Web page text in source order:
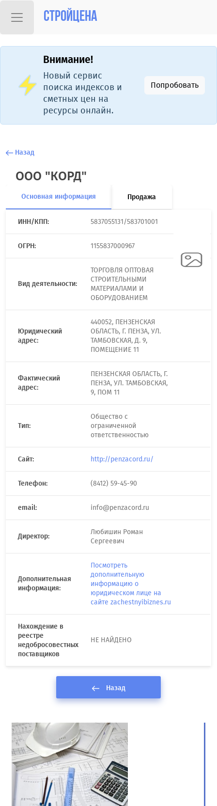
Стройцена
Внимание!
Новый сервис
поиска индексов и
сметных цен на
ресурсы онлайн.
Попробовать
Назад
ООО "КОРД"
Основная информация Продажа
ИНН/КПП: 5837055131/583701001
ОГРН: 1155837000967
Вид деятельности:
ТОРГОВЛЯ ОПТОВАЯ
СТРОИТЕЛЬНЫМИ
МАТЕРИАЛАМИ И
ОБОРУДОВАНИЕМ
Юридический
адрес:
440052, ПЕНЗЕНСКАЯ
ОБЛАСТЬ, Г. ПЕНЗА, УЛ.
ТАМБОВСКАЯ, Д. 9,
ПОМЕЩЕНИЕ 11
Фактический
адрес:
ПЕНЗЕНСКАЯ ОБЛАСТЬ, Г.
ПЕНЗА, УЛ. ТАМБОВСКАЯ,
9, ПОМ 11
Тип:
Общество с
ограниченной
ответственностью
Сайт: http://penzacord.ru/
Телефон: (8412) 59-45-90
email: info@penzacord.ru
Директор:
Любишин Роман
Сергеевич
Дополнительная
информация:
Посмотреть
дополнительную
информацию о
юридическом лице на
сайте zachestnyibiznes.ru
Нахождение в
реестре
недобросовестных
поставщиков
НЕ НАЙДЕНО
Назад